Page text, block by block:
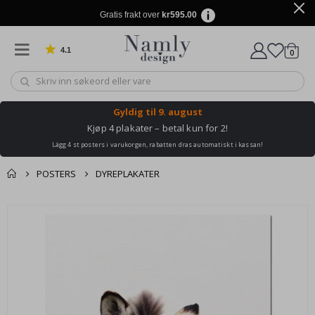
Gratis frakt over kr595.00
4.1 Basert på 1030 stemmer 0varer
Gyldig til 9. august
Kjøp 4 plakater – betal kun for 2!
Lägg 4 st posters i varukorgen, rabatten dras automatiskt i kassan!
POSTERS DYREPLAKATER